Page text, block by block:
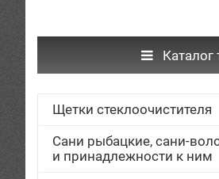
Каталог
Щетки стеклоочистителя
Сани рыбацкие, сани-
и принадлежности к ним